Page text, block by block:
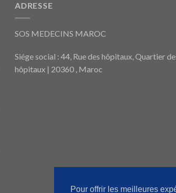
ADRESSE
SOS MEDECINS MAROC
Siége social : 44, Rue des hôpitaux, Quartier
hôpitaux | 20360 , Maroc
Pour offrir les meilleures